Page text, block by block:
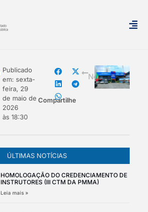
Publicado
em: sexta-
feira, 29
de maio de
2026
às 18:30
Compartilhe
mais
Notícias
ÚLTIMAS NOTÍCIAS
HOMOLOGAÇÃO DO CREDENCIAMENTO DE
INSTRUTORES (III CTM DA PMMA)
Leia mais »